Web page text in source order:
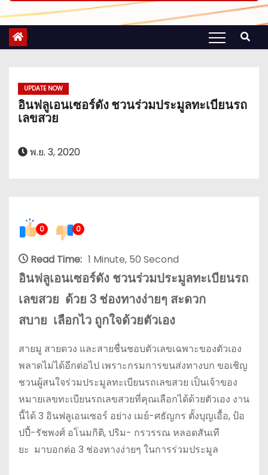
UPDATE NOW
อินฟลูเอนเซอร์ดัง ชวนร่วมประมูลทะเบียนรถ
เลขสวย
พ.ย. 3, 2020
0 0
Read Time: 1 Minute, 50 Second
อินฟลูเอนเซอร์ดัง ชวนร่วมประมูลทะเบียนรถ
เลขสวย ด้วย 3 ช่องทางง่ายๆ สะดวก
สบาย เลือกไว ถูกใจด้วยตัวเอง
สายมู สายดวง และสายชื่นชอบตัวเลขเฉพาะของตัวเอง
พลาดไม่ได้อีกต่อไป เพราะกรมการขนส่งทางบก ขอเชิญ
ชวนผู้สนใจร่วมประมูลทะเบียนรถเลขสวย เป็นเจ้าของ
หมายเลขทะเบียนรถเลขสวยที่คุณเลือกได้ด้วยตัวเอง งาน
นี้ได้ 3 อินฟลูเอนเซอร์ อย่าง เมย์-ศธัญกร ตั้งบุญเอื้อ, ป้อ
ปปี้-รัชพงศ์ อโนมกิติ, ปริม- กรวรรณ หลอดสันเที
ยะ มาบอกต่อ 3 ช่องทางง่ายๆ ในการร่วมประมูล